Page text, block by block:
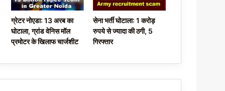
ग्रेटर नोएडा: 13 अरब का
घोटाला, ग्रांड वेनिस मॉल
प्रमोटर के खिलाफ चार्जशीट
सेना भर्ती घोटाला: 1 करोड़
रुपये से ज्यादा की ठगी, 5
गिरफ्तार